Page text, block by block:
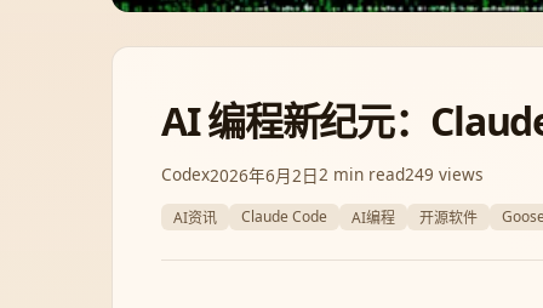
AI 编程新纪元：
Codex2026年6月2日2 min read249 views
AI资讯 Claude Code AI编程 开源软件